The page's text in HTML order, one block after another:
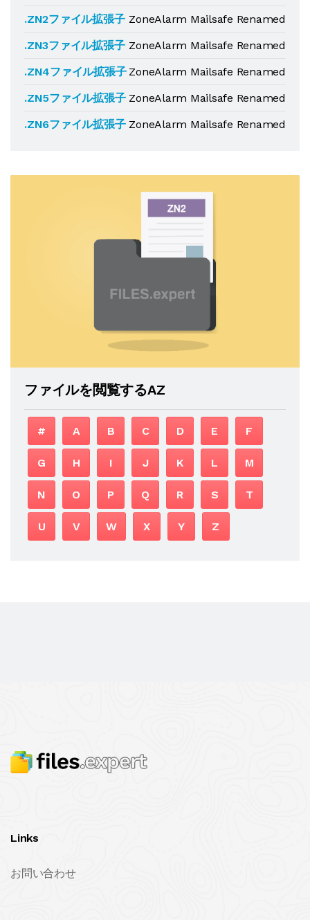
.ZN2ファイル拡張子 ZoneAlarm Mailsafe Renamed
.ZN3ファイル拡張子 ZoneAlarm Mailsafe Renamed
.ZN4ファイル拡張子 ZoneAlarm Mailsafe Renamed
.ZN5ファイル拡張子 ZoneAlarm Mailsafe Renamed
.ZN6ファイル拡張子 ZoneAlarm Mailsafe Renamed
ファイルを閲覧するAZ
# A B C D E F
G H I J K L M
N O P Q R S T
U V W X Y Z
Links
お問い合わせ